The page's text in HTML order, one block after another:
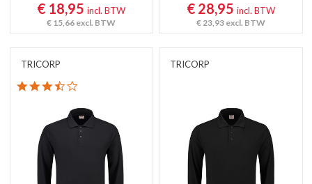
€ 18,95incl. BTW
€ 15,66 excl. BTW
€ 28,95 incl. BTW
€ 23,93 excl. BTW
TRICORP
3.6 star rating
TRICORP